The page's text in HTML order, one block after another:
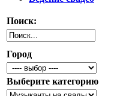
Поиск:
Город
Выберите категорию